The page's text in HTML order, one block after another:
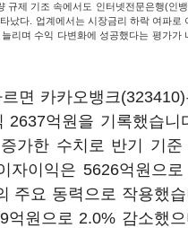
규제 기조 속에서도 인터넷전문은행(인
났다. 업계에서는 시장금리 하락 여파로
리며 수익 다변화에 성공했다는 평가가
면 카카오뱅크(323410)
2637억원을 기록했습니
가한 수치로 반기 기준
자이익은 5626억원으
주요 동력으로 작용했
억원으로 2.0% 감소했